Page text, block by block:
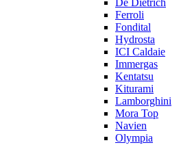
De Dietrich
Ferroli
Fondital
Hydrosta
ICI Caldaie
Immergas
Kentatsu
Kiturami
Lamborghini
Mora Top
Navien
Olympia